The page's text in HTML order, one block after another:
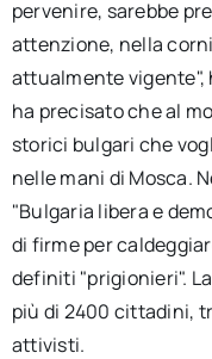
pervenire, sarebbe
attenzione, nella
attualmente vigente",
ha precisato che al
storici bulgari che
nelle mani di Mosca.
"Bulgaria libera e
di firme per
definiti "prigionieri".
più di 2400 cittadini,
attivisti.